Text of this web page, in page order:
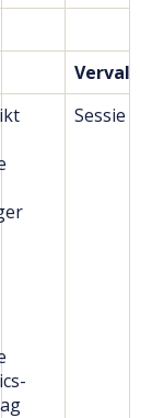
Sessie